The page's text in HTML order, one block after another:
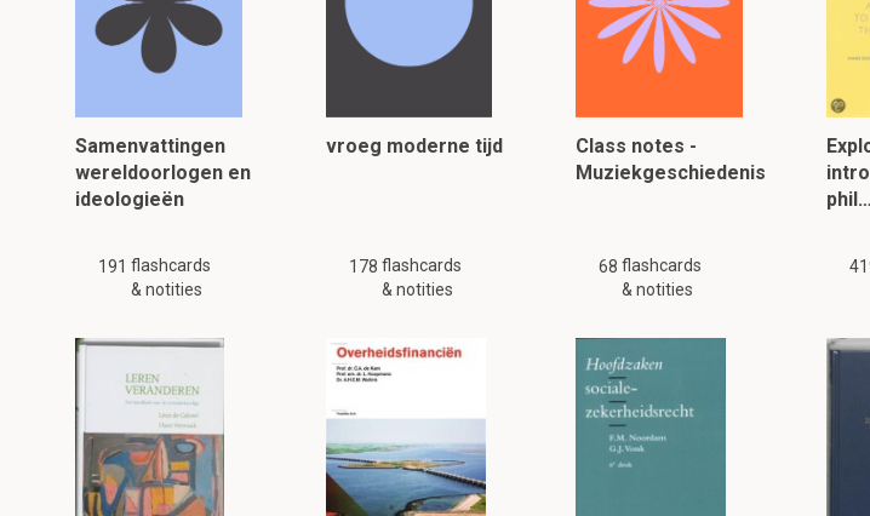
Samenvattingen
wereldoorlogen en
ideologieën
191 flashcards
& notities
vroeg moderne tijd
178 flashcards
& notities
Class notes -
Muziekgeschiedenis
68 flashcards
& notities
phil…